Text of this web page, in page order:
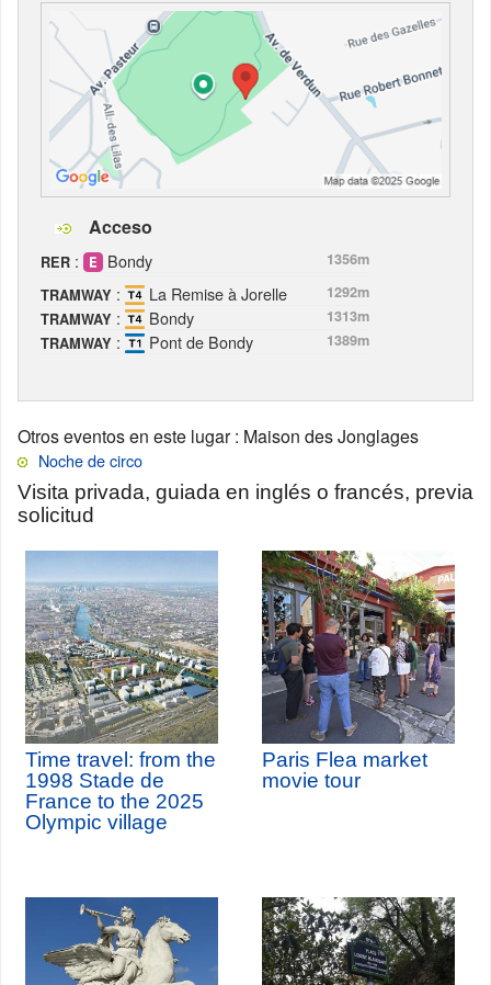
Acceso
RER : Bondy
1356m
TRAMWAY : La Remise à Jorelle
1292m
TRAMWAY : Bondy
1313m
TRAMWAY : Pont de Bondy 1389m
Otros eventos en este lugar: Maison des Jonglages
Noche de circo
Visita privada, guiada en inglés o francés, previa
solicitud
Time travel: from the
1998 Stade de
France to the 2025
Olympic village
Paris Flea market
movie tour